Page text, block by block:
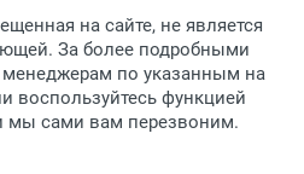
на расчетный счет.
товара при себе
паспорт.
забрать в течение 3
момента поступления на
на сайте, не является
За более подробными
по указанным на
воспользуйтесь функцией
мы сами вам перезвоним.